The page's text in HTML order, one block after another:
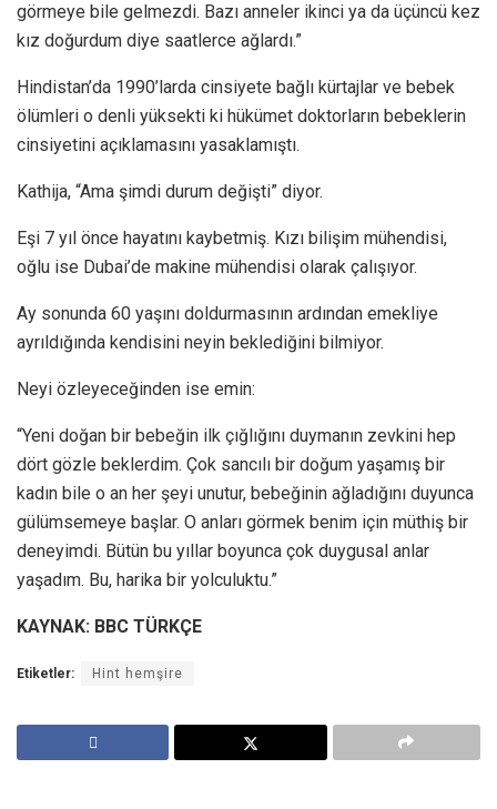
görmeye bile gelmezdi. Bazı anneler ikinci ya da üçüncü kez
kız doğurdum diye saatlerce ağlardı.”
Hindistan’da 1990’larda cinsiyete bağlı kürtajlar ve bebek
ölümleri o denli yüksekti ki hükümet doktorların bebeklerin
cinsiyetini açıklamasını yasaklamıştı.
Kathija, “Ama şimdi durum değişti” diyor.
Eşi 7 yıl önce hayatını kaybetmiş. Kızı bilişim mühendisi,
oğlu ise Dubai’de makine mühendisi olarak çalışıyor.
Ay sonunda 60 yaşını doldurmasının ardından emekliye
ayrıldığında kendisini neyin beklediğini bilmiyor.
Neyi özleyeceğinden ise emin:
“Yeni doğan bir bebeğin ilk çığlığını duymanın zevkini hep
dört gözle beklerdim. Çok sancılı bir doğum yaşamış bir
kadın bile o an her şeyi unutur, bebeğinin ağladığını duyunca
gülümsemeye başlar. O anları görmek benim için müthiş bir
deneyimdi. Bütün bu yıllar boyunca çok duygusal anlar
yaşadım. Bu, harika bir yolculuktu.”
KAYNAK: BBC TÜRKÇE
Etiketler: Hint hemşire